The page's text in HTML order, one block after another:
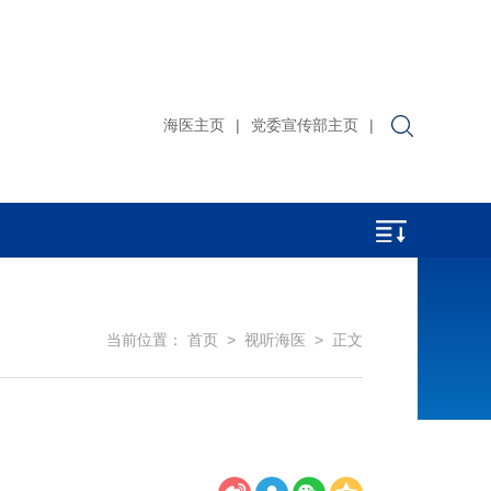
海医主页 | 党委宣传部主页 |
当前位置： 首页> 视听海医 > 正文